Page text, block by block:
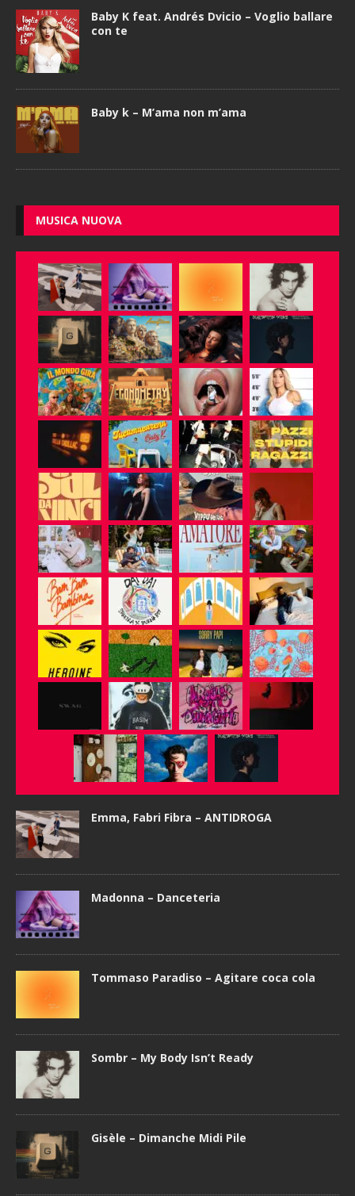
Baby K feat. Andrés Dvicio – Voglio ballare
con te
Baby k – M’ama non m’ama
MUSICA NUOVA
Emma, Fabri Fibra – ANTIDROGA
Madonna – Danceteria
Tommaso Paradiso – Agitare coca cola
Sombr – My Body Isn’t Ready
Gisèle – Dimanche Midi Pile